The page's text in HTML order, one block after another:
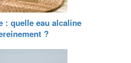
: quelle eau alcaline
?